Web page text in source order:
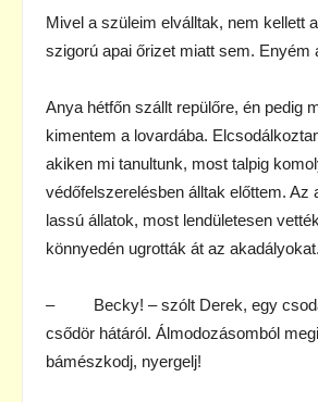
Mivel a szüleim elválltak, nem kellett
szigorú apai őrizet miatt sem.
Anya hétfőn szállt repülőre, én pedig
kimentem a lovardába.
akiken mi tanultunk, most talpig
védőfelszerelésben álltak előttem. Az
lassú állatok, most lendületesen
könnyedén ugrották át az akadályokat.
– Becky! – szólt Derek, egy
csődör hátáról. Álmodozásomból
bámészkodj, nyergelj!